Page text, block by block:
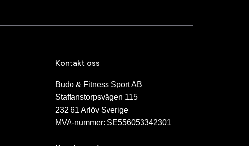
Kontakt oss
Budo & Fitness Sport AB
Staffanstorpsvägen 115
232 61 Arlöv Sverige
MVA-nummer: SE556053342301